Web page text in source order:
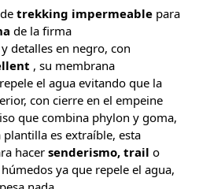
de trekking impermeable para
de la firma
y detalles en negro, con
, su membrana
el agua evitando que la
con cierre en el empeine
que combina phylon y goma,
es extraíble, esta
hacer senderismo, trail o
ya que repele el agua,